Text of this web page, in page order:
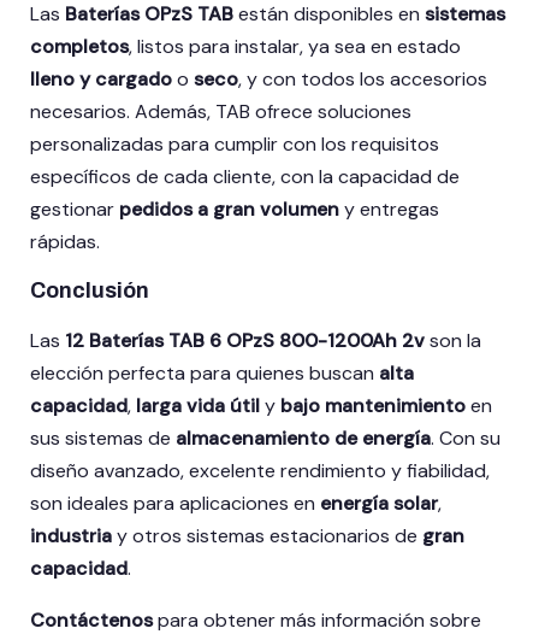
Las Baterías OPzS TABestán disponibles en sistemas
completos, listos para instalar, ya sea en estado
lleno y cargadoo seco, y con todos los accesorios
necesarios. Además, TAB ofrece soluciones
personalizadas para cumplir con los requisitos
específicos de cada cliente, con la capacidad de
gestionar pedidos a gran volumeny entregas
rápidas.
Conclusión
Las 12 Baterías TAB 6 OPzS 800-1200Ah 2vson la
elección perfecta para quienes buscan alta
capacidad, larga vida útily bajo mantenimientoen
sus sistemas de almacenamiento de energía. Con su
diseño avanzado, excelente rendimiento y fiabilidad,
son ideales para aplicaciones en energía solar,
industriay otros sistemas estacionarios de gran
capacidad.
Contáctenospara obtener más información sobre